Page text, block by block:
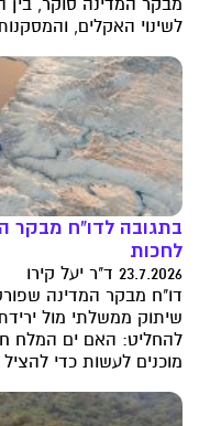
לשינוי האקלים,
לחכות
23.7.2026 ד"ר יעל קירו
שיתוק ממשלתי מול
להחליט: האם ים המלח
מוכנים לעשות כדי